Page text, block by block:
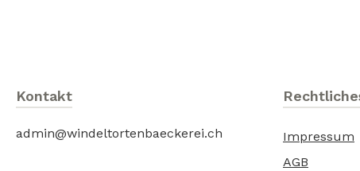
Kontakt
admin@windeltortenbaeckerei.ch
Impressum
AGB